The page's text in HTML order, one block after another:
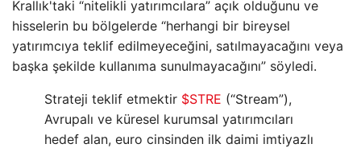
Krallık'taki “nitelikli yatırımcılara” açık olduğunu ve
hisselerin bu bölgelerde “herhangi bir bireysel
yatırımcıya teklif edilmeyeceğini, satılmayacağını veya
başka şekilde kullanıma sunulmayacağını” söyledi.
Strateji teklif etmektir $STRE (“Stream”),
Avrupalı ​​ve küresel kurumsal yatırımcıları
hedef alan, euro cinsinden ilk daimi imtiyazlı